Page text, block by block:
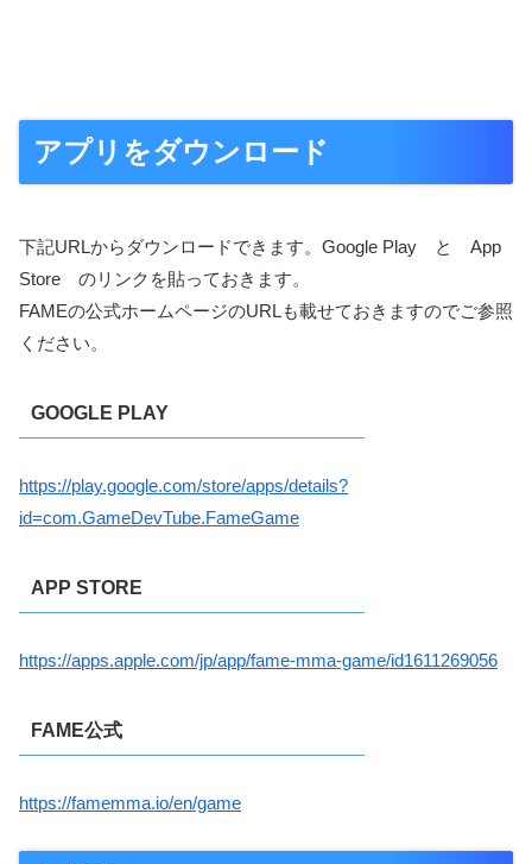
アプリをダウンロード
下記URLからダウンロードできます。Google Play と App
Store のリンクを貼っておきます。
FAMEの公式ホームページのURLも載せておきますのでご参照
ください。
GOOGLE PLAY
https://play.google.com/store/apps/details?
id=com.GameDevTube.FameGame
APP STORE
https://apps.apple.com/jp/app/fame-mma-game/id1611269056
FAME公式
https://famemma.io/en/game